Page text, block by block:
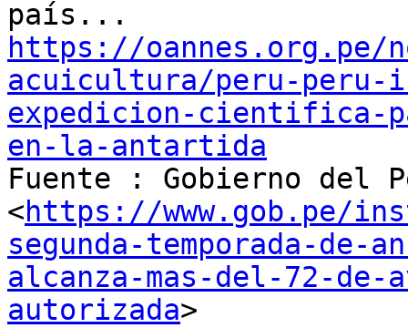
https://oannes.org.pe/
acuicultura/peru-
expedicion-cientifica-
en-la-antartida
Fuente : Gobierno del
<https://www.gob.pe/
segunda-temporada-de-
alcanza-mas-del-72-de-
autorizada>